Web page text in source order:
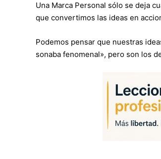
Una Marca Personal sólo se deja
que convertimos las ideas en
Podemos pensar que nuestras
sonaba fenomenal», pero son los